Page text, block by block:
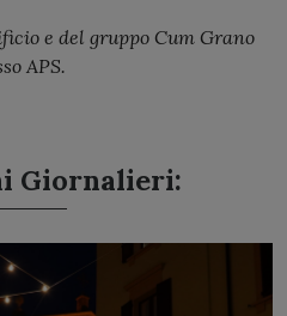
e del gruppo Cum Grano
APS.
Giornalieri: